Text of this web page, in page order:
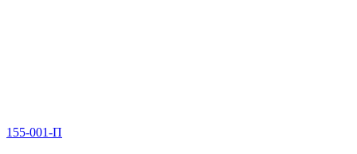
155-001-П